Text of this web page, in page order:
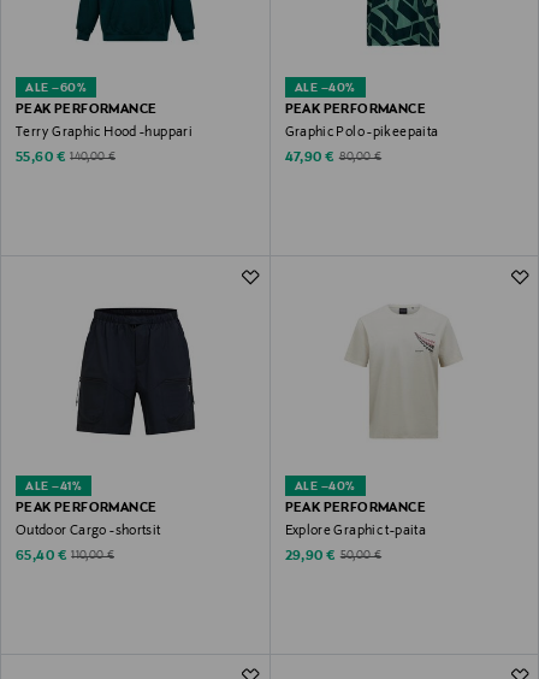
ALE –60%
PEAK PERFORMANCE
Terry Graphic Hood -huppari
Discounted Price
55,60 € Original Price
140,00 €
ALE –40%
PEAK PERFORMANCE
Graphic Polo -pikeepaita
Discounted Price
47,90 € Original Price
80,00 €
ALE –41%
PEAK PERFORMANCE
Outdoor Cargo -shortsit
Discounted Price
65,40 € Original Price
110,00 €
ALE –40%
PEAK PERFORMANCE
Explore Graphic t-paita
Discounted Price
29,90 € Original Price
50,00 €